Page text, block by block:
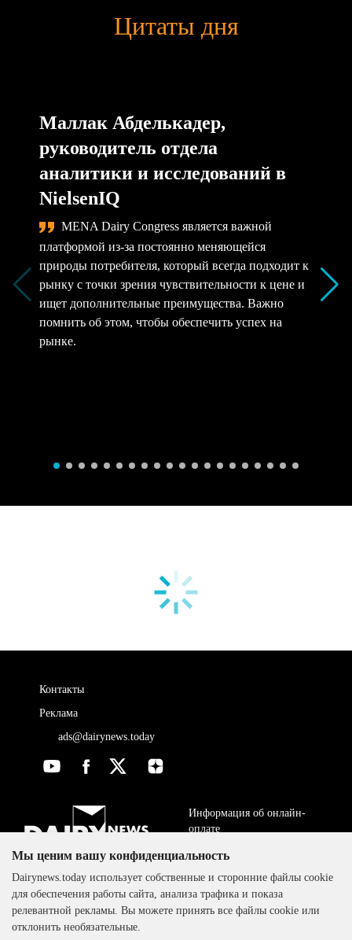
Цитаты дня
Маллак Абделькадер,
руководитель отдела
аналитики и исследований в
NielsenIQ
MENA Dairy Congress является важной
платформой из-за постоянно меняющейся
природы потребителя, который всегда подходит к
рынку с точки зрения чувствительности к цене и
ищет дополнительные преимущества. Важно
помнить об этом, чтобы обеспечить успех на
рынке.
Контакты
Реклама
ads@dairynews.today
The DairyNews, все права
защищены, 2000-2024
Информация об онлайн-
оплате
ДОГОВОР-ОФЕРТА
Политика
конфиденциальности
Мы ценим вашу конфиденциальность
Dairynews.today использует собственные и сторонние файлы cookie
для обеспечения работы сайта, анализа трафика и показа
релевантной рекламы. Вы можете принять все файлы cookie или
отклонить необязательные.